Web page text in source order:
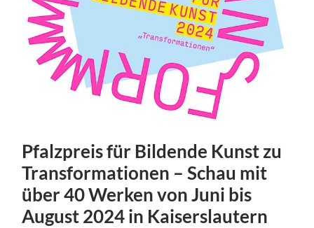
Pfalzpreis für Bildende Kunst zu
Transformationen – Schau mit
über 40 Werken von Juni bis
August 2024 in Kaiserslautern